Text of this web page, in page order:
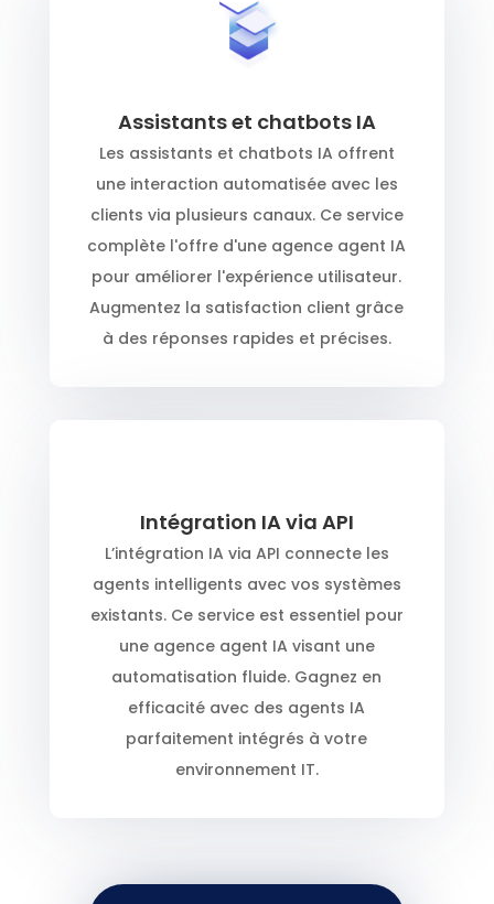
Assistants et chatbots IA
Les assistants et chatbots IA offrent
une interaction automatisée avec les
clients via plusieurs canaux. Ce service
complète l'offre d'une agence agent IA
pour améliorer l'expérience utilisateur.
Augmentez la satisfaction client grâce
à des réponses rapides et précises.
Intégration IA via API
L’intégration IA via API connecte les
agents intelligents avec vos systèmes
existants. Ce service est essentiel pour
une agence agent IA visant une
automatisation fluide. Gagnez en
efficacité avec des agents IA
parfaitement intégrés à votre
environnement IT.